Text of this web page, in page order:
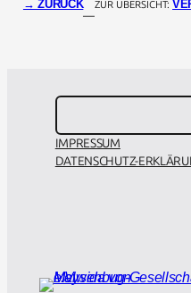
→ ZURÜCK
—
ZUR ÜBERSICHT:
Suchen
IMPRESSUM
DATENSCHUTZ-